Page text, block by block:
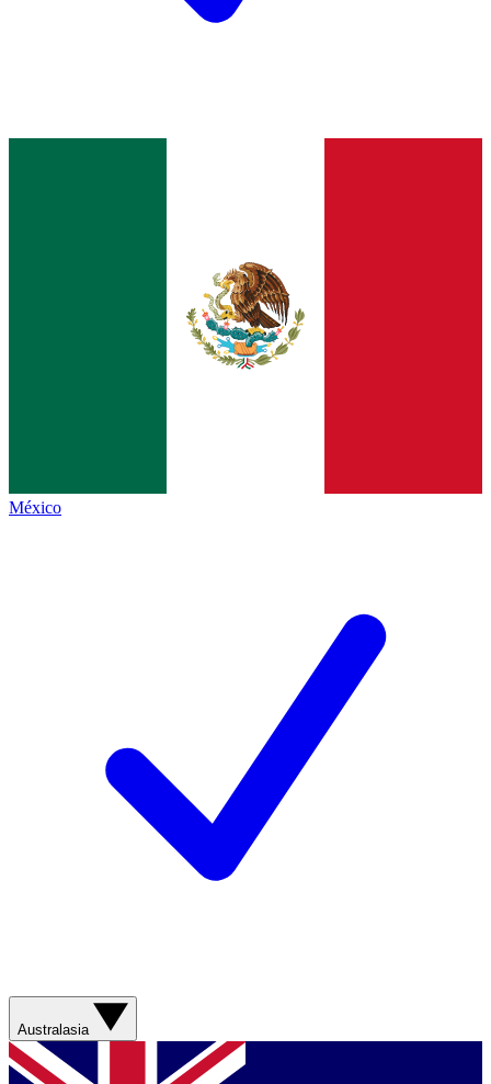
México
Australasia